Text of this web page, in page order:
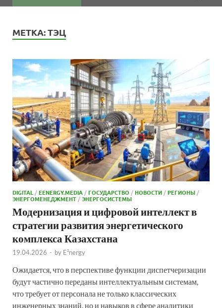
МЕТКА:ТЭЦ
DIGITAL /EENERGY.MEDIA /ГОСУДАРСТВО /НОВОСТИ /РЕГИОНЫ /
ЭНЕРГОМЕНЕДЖМЕНТ /ЭНЕРГОСИСТЕМЫ
Модернизация и цифровой интеллект в
стратегии развития энергетического
комплекса Казахстана
19.04.2026 - by E²nergy
Ожидается, что в перспективе функции диспетчеризации
будут частично переданы интеллектуальным системам,
что требует от персонала не только классических
инженерных знаний, но и навыков в сфере аналитики